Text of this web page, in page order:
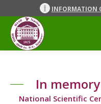
INFORMATION
In
National Scientific